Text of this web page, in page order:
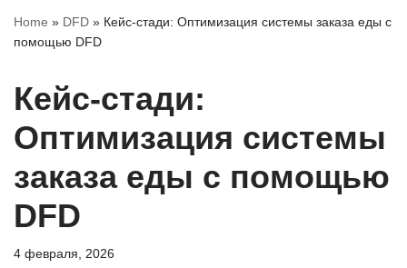
Home » DFD » Кейс-стади: Оптимизация системы заказа еды с
помощью DFD
Кейс-стади:
Оптимизация системы
заказа еды с помощью
DFD
4 февраля, 2026